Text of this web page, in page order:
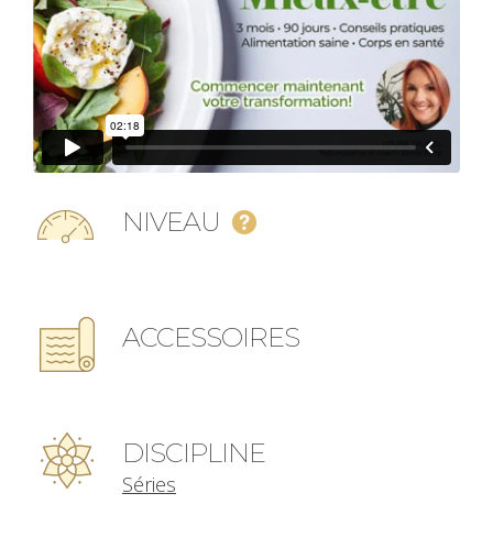
NIVEAU
ACCESSOIRES
DISCIPLINE
Séries